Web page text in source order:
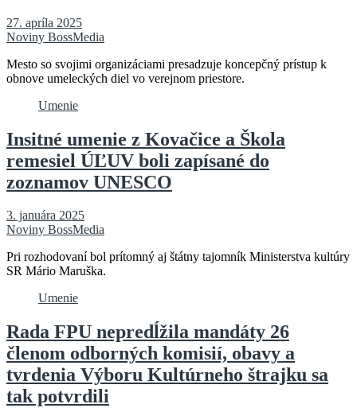
27. apríla 2025
Noviny BossMedia
Mesto so svojimi organizáciami presadzuje koncepčný prístup k
obnove umeleckých diel vo verejnom priestore.
Umenie
Insitné umenie z Kovačice a Škola
remesiel ÚĽUV boli zapísané do
zoznamov UNESCO
3. januára 2025
Noviny BossMedia
Pri rozhodovaní bol prítomný aj štátny tajomník Ministerstva kultúry
SR Mário Maruška.
Umenie
Rada FPU nepredĺžila mandáty 26
členom odborných komisií, obavy a
tvrdenia Výboru Kultúrneho štrajku sa
tak potvrdili